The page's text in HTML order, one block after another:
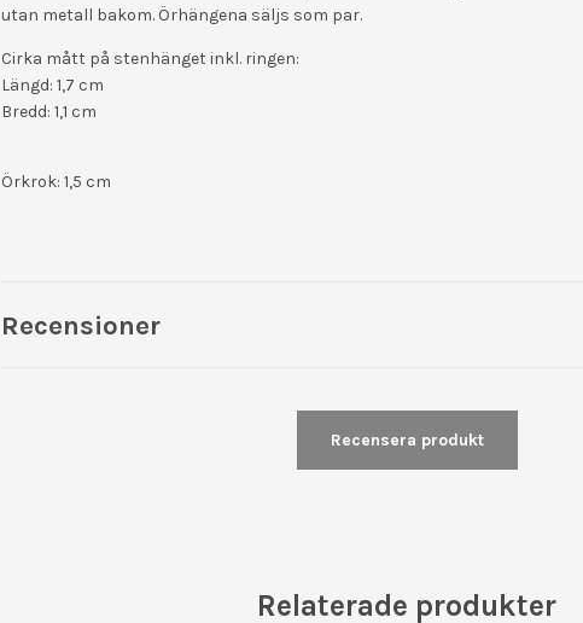
utan metall bakom. Örhängena säljs som par.
Cirka mått på stenhänget inkl. ringen:
Längd: 1,7 cm
Bredd: 1,1 cm
Örkrok: 1,5 cm
Recensioner
Recensera produkt
Relaterade produkter